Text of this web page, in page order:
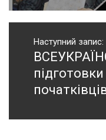
Наступний запис:
Наступний
запис: